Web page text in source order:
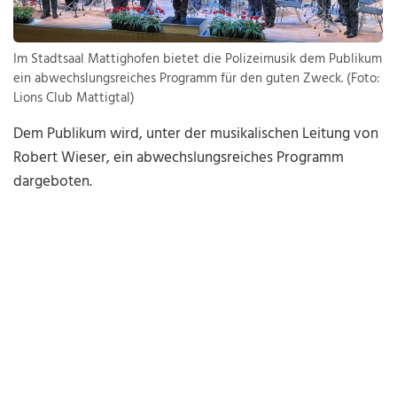
Im Stadtsaal Mattighofen bietet die Polizeimusik dem Publikum
ein abwechslungsreiches Programm für den guten Zweck. (Foto:
Lions Club Mattigtal)
Dem Publikum wird, unter der musikalischen Leitung von
Robert Wieser, ein abwechslungsreiches Programm
dargeboten.